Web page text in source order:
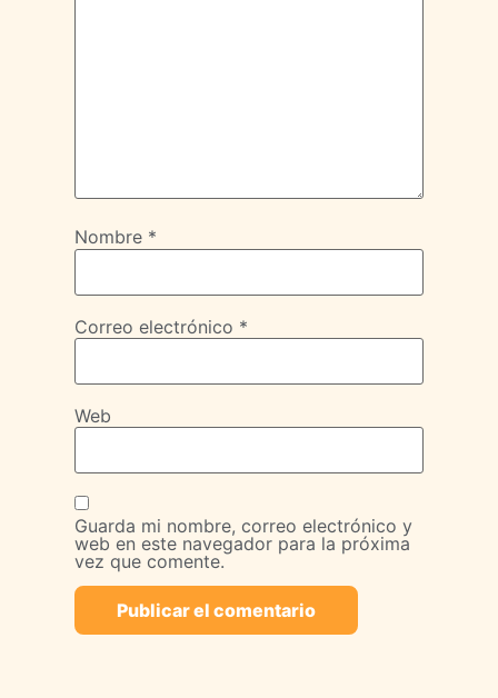
Nombre *
Correo electrónico *
Web
Guarda mi nombre, correo electrónico y
web en este navegador para la próxima
vez que comente.